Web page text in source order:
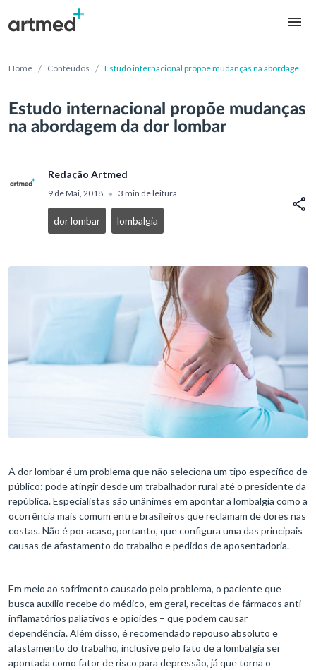
Home / Conteúdos / Estudo internacional propõe mudanças na abordagem
Estudo internacional propõe mudanças
na abordagem da dor lombar
Redação Artmed
9 de Mai, 2018 • 3 min de leitura
dor lombar lombalgia
A dor lombar é um problema que não seleciona um tipo específico de
público: pode atingir desde um trabalhador rural até o presidente da
república. Especialistas são unânimes em apontar a lombalgia como a
ocorrência mais comum entre brasileiros que reclamam de dores nas
costas. Não é por acaso, portanto, que configura uma das principais
causas de afastamento do trabalho e pedidos de aposentadoria.
Em meio ao sofrimento causado pelo problema, o paciente que
busca auxílio recebe do médico, em geral, receitas de fármacos anti-
inflamatórios paliativos e opioides – que podem causar
dependência. Além disso, é recomendado repouso absoluto e
afastamento do trabalho, inclusive pelo fato de a lombalgia ser
apontada como fator de risco para depressão, já que torna o